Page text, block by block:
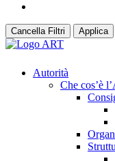
Cancella Filtri Applica
Autorità
Che cos’è